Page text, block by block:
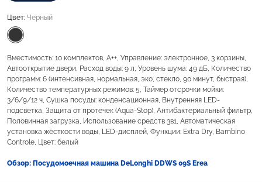
Цвет: Черный
Вместимость: 10 комплектов, А++, Управление: электронное, 3 корзины,
Автооткрытие двери, Расход воды: 9 л, Уровень шума: 49 дБ, Количество
программ: 6 (интенсивная, нормальная, эко, стекло, 90 минут, быстрая),
Количество температурных режимов: 5, Таймер отсрочки мойки:
3/6/9/12 ч, Сушка посуды: конденсационная, Внутренняя LED-
подсветка, Защита от протечек (Aqua-Stop), Антибактериальный фильтр,
Половинная загрузка, Использование средств 3в1, Автоматическая
установка жёсткости воды, LED-дисплей, Функции: Extra Dry, Bambino
Controle, Цвет: белый
Обзор: Посудомоечная машина DeLonghi DDWS 09S Erea